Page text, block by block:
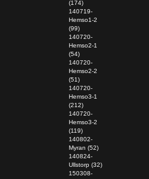
(174)
140719-
Hemso1-2
(99)
140720-
Hemso2-1
(54)
140720-
Hemso2-2
(51)
140720-
Hemso3-1
(212)
140720-
Hemso3-2
(119)
140802-
Myran (52)
140824-
Ullstorp (32)
150308-